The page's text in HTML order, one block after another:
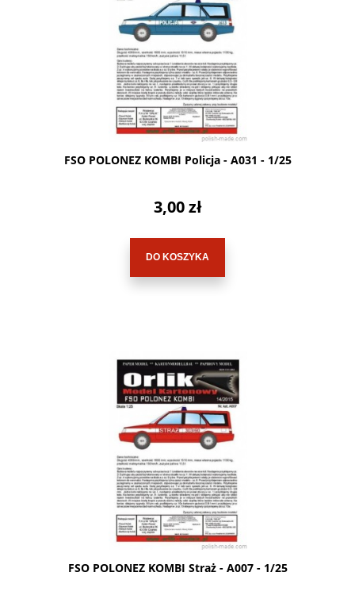
FSO POLONEZ KOMBI Policja - A031 - 1/25
3,00 zł
DO KOSZYKA
FSO POLONEZ KOMBI Straż - A007 - 1/25